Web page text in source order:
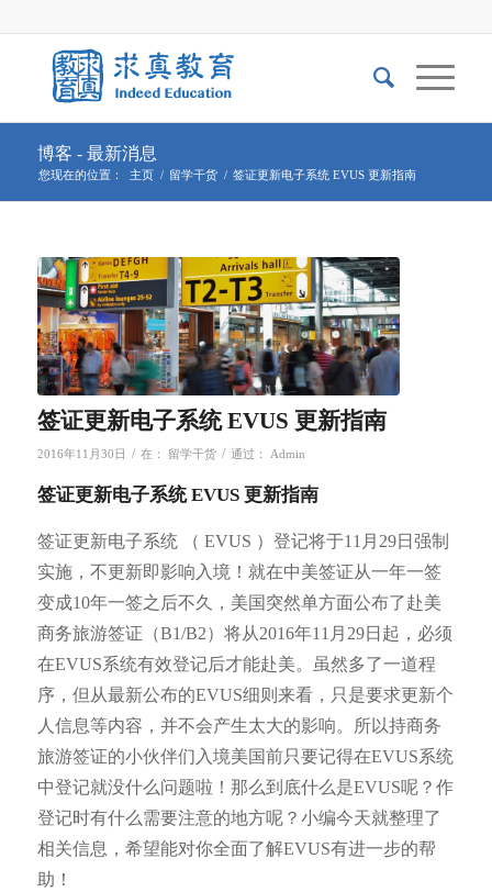
博客 - 最新消息
您现在的位置： 主页 / 留学干货 / 签证更新电子系统 EVUS 更新指南
签证更新电子系统 EVUS 更新指南
2016年11月30日 / 在： 留学干货 / 通过： Admin
签证更新电子系统 EVUS 更新指南
签证更新电子系统 （ EVUS ）登记将于11月29日强制
实施，不更新即影响入境！就在中美签证从一年一签
变成10年一签之后不久，美国突然单方面公布了赴美
商务旅游签证（B1/B2）将从2016年11月29日起，必须
在EVUS系统有效登记后才能赴美。虽然多了一道程
序，但从最新公布的EVUS细则来看，只是要求更新个
人信息等内容，并不会产生太大的影响。所以持商务
旅游签证的小伙伴们入境美国前只要记得在EVUS系统
中登记就没什么问题啦！那么到底什么是EVUS呢？作
登记时有什么需要注意的地方呢？小编今天就整理了
相关信息，希望能对你全面了解EVUS有进一步的帮
助！